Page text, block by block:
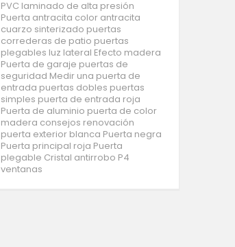
PVC laminado de alta presión
Puerta antracita color antracita
cuarzo sinterizado puertas
correderas de patio puertas
plegables luz lateral Efecto madera
Puerta de garaje puertas de
seguridad Medir una puerta de
entrada puertas dobles puertas
simples puerta de entrada roja
Puerta de aluminio puerta de color
madera consejos renovación
puerta exterior blanca Puerta negra
Puerta principal roja Puerta
plegable Cristal antirrobo P4
ventanas